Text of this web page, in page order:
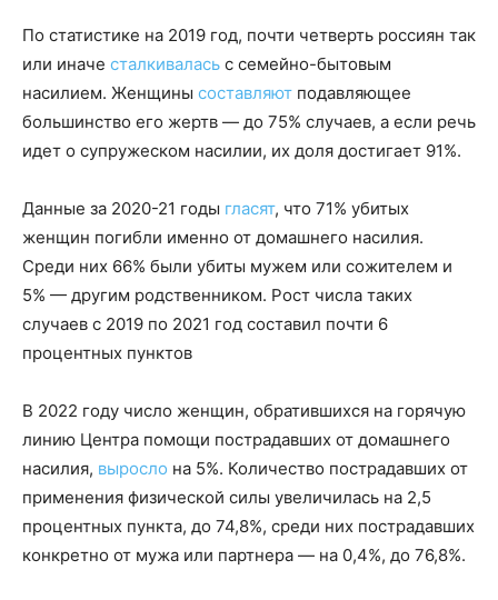
По статистике на 2019 год, почти четверть россиян так
или иначе сталкивалась с семейно-бытовым
насилием. Женщины составляют подавляющее
большинство его жертв — до 75% случаев, а если речь
идет о супружеском насилии, их доля достигает 91%.
Данные за 2020-21 годы гласят, что 71% убитых
женщин погибли именно от домашнего насилия.
Среди них 66% были убиты мужем или сожителем и
5% — другим родственником. Рост числа таких
случаев с 2019 по 2021 год составил почти 6
процентных пунктов
В 2022 году число женщин, обратившихся на горячую
линию Центра помощи пострадавших от домашнего
насилия, выросло на 5%. Количество пострадавших от
применения физической силы увеличилась на 2,5
процентных пункта, до 74,8%, среди них пострадавших
конкретно от мужа или партнера — на 0,4%, до 76,8%.